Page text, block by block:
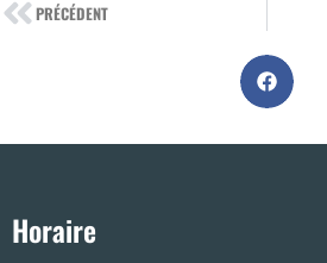
PRÉCÉDENT
Horaire